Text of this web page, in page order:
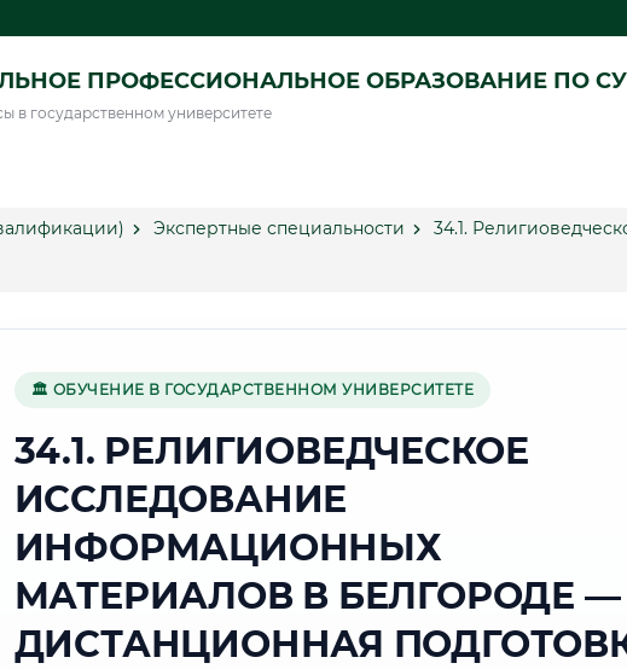
ПРОФЕССИОНАЛЬНОЕ ОБРАЗОВАНИЕ ПО
в государственном университете
Экспертные специальности
34.1.
🏛 ОБУЧЕНИЕ В ГОСУДАРСТВЕННОМ УНИВЕРСИТЕТЕ
34.1. РЕЛИГИОВЕДЧЕСКОЕ
ИССЛЕДОВАНИЕ
ИНФОРМАЦИОННЫХ
МАТЕРИАЛОВ В БЕЛГОРОДЕ —
ДИСТАНЦИОННАЯ